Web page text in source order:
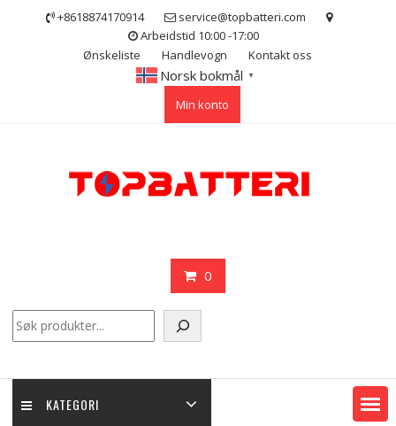
+8618874170914
service@topbatteri.com
Arbeidstid 10:00 -17:00
Ønskeliste
Handlevogn Kontakt oss
Norsk bokmål ▼
Min konto
0
KATEGORI